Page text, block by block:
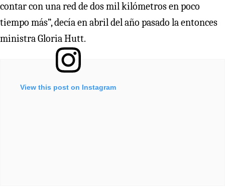
View this post on Instagram
contar con una red de dos mil kilómetros en poco
tiempo más”, decía en abril del año pasado la entonces
ministra Gloria Hutt.